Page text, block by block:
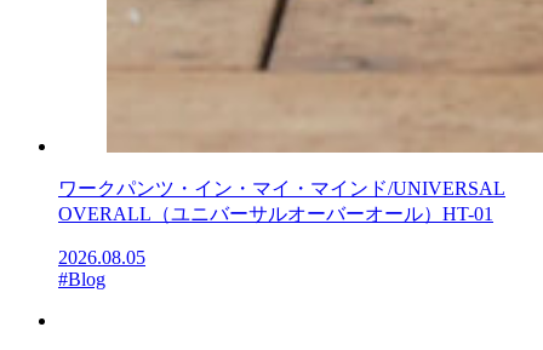
ワークパンツ・イン・マイ・マインド/UNIVERSAL
OVERALL（ユニバーサルオーバーオール）HT-01
2026.08.05
#Blog